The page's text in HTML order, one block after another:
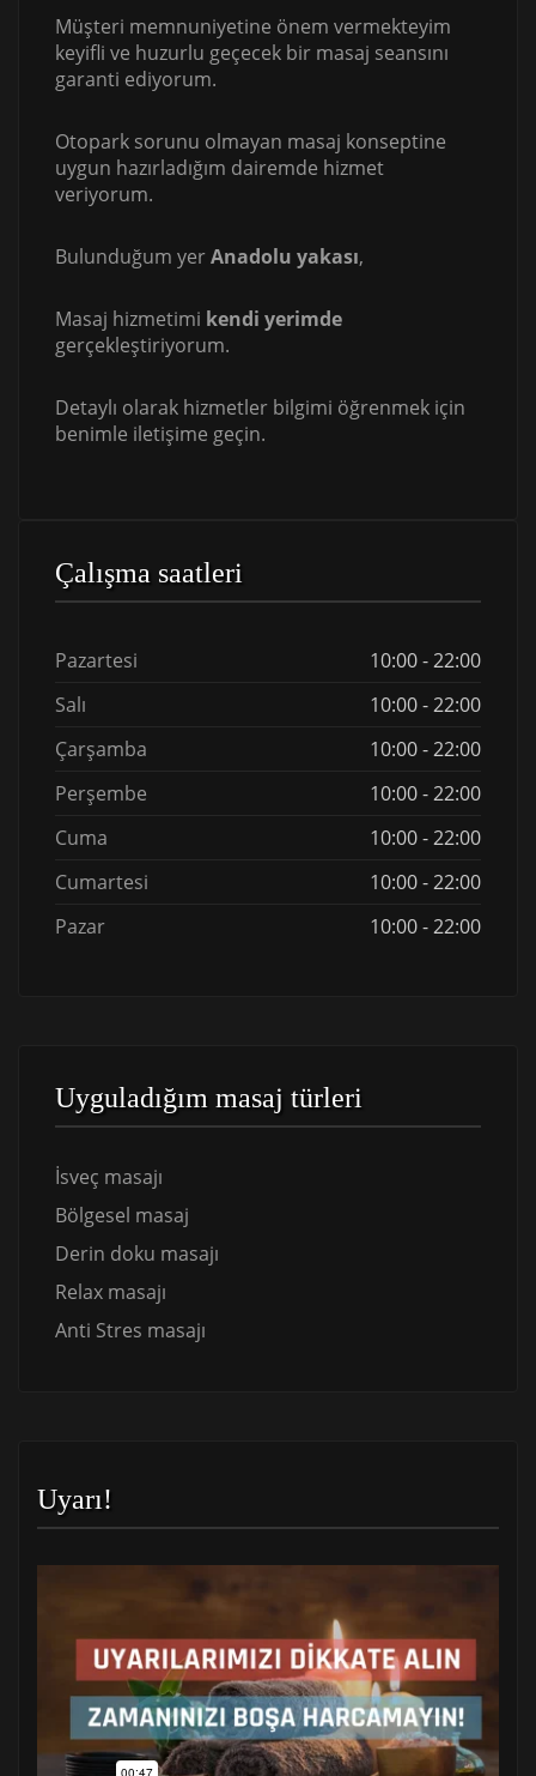
Müşteri memnuniyetine önem vermekteyim
keyifli ve huzurlu geçecek bir masaj seansını
garanti ediyorum.
Otopark sorunu olmayan masaj konseptine
uygun hazırladığım dairemde hizmet
veriyorum.
Bulunduğum yerAnadolu yakası,
Masaj hizmetimi kendi yerimde
gerçekleştiriyorum.
Detaylı olarak hizmetler bilgimi öğrenmek için
benimle iletişime geçin.
Çalışma saatleri
Pazartesi
10:00 - 22:00
Salı
10:00 - 22:00
Çarşamba
10:00 - 22:00
Perşembe
10:00 - 22:00
Cuma
10:00 - 22:00
Cumartesi
10:00 - 22:00
Pazar
10:00 - 22:00
Uyguladığım masaj türleri
İsveç masajı
Bölgesel masaj
Derin doku masajı
Relax masajı
Anti Stres masajı
Uyarı!